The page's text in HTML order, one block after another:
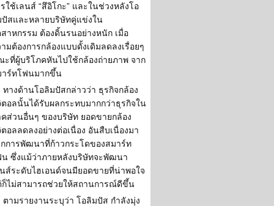
ใช้เลนส์ “สึอิโกะ” และในช่วงหลังโอ
สและหลายบริษัทคู่แข่งใน
าหกรรม ต้องดิ้นรนอย่างหนัก เมื่อ
มต้องการกล้องแบบดั้งเดิมลดลงเรื่อยๆ
ที่ผู้บริโภคหันไปใช้กล้องถ่ายภาพ จาก
าร์ทโฟนมากขึ้น
ทางด้านโอลิมปัสกล่าวว่า ธุรกิจกล้อง
อลนั้นได้รับผลกระทบมากกว่าธุรกิจใน
ส่วนอื่นๆ ของบริษัท ยอดขายกล้อง
อลลดลงอย่างต่อเนื่อง อันสืบเนื่องมา
การพัฒนาที่ก้าวกระโดของสมาร์ท
ซึ่งแม้ว่าภายหลังบริษัทจะพัฒนา
ส์ระดับไฮเอนด์จนมียอดขายที่น่าพอใจ
ไม่สามารถช่วยให้สถานการณ์ดีขึ้น
ตามรายงานระบุว่า โอลิมปัส กำลังมุ่ง